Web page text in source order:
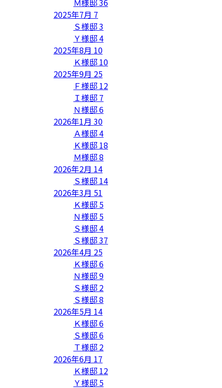
Ｍ様邸36
2025年7月 7
Ｓ様邸3
Ｙ様邸4
2025年8月 10
Ｋ様邸 10
2025年9月 25
Ｆ様邸 12
Ｉ様邸 7
Ｎ様邸6
2026年1月 30
Ａ様邸4
Ｋ様邸 18
Ｍ様邸8
2026年2月 14
Ｓ様邸 14
2026年3月 51
Ｋ様邸 5
Ｎ様邸 5
Ｓ様邸4
Ｓ様邸37
2026年4月 25
Ｋ様邸6
Ｎ様邸9
Ｓ様邸 2
Ｓ様邸8
2026年5月 14
Ｋ様邸6
Ｓ様邸6
Ｔ様邸 2
2026年6月 17
Ｋ様邸 12
Ｙ様邸 5